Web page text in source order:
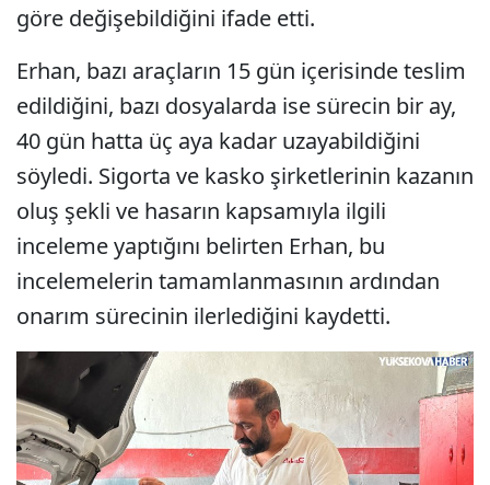
göre değişebildiğini ifade etti.
Erhan, bazı araçların 15 gün içerisinde teslim
edildiğini, bazı dosyalarda ise sürecin bir ay,
40 gün hatta üç aya kadar uzayabildiğini
söyledi. Sigorta ve kasko şirketlerinin kazanın
oluş şekli ve hasarın kapsamıyla ilgili
inceleme yaptığını belirten Erhan, bu
incelemelerin tamamlanmasının ardından
onarım sürecinin ilerlediğini kaydetti.